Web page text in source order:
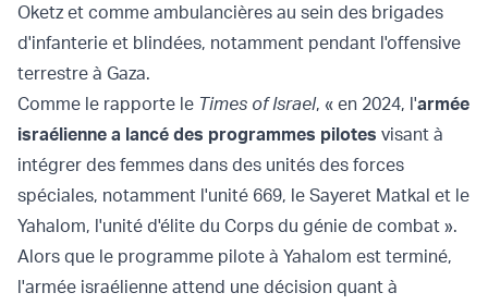
Oketz et comme ambulancières au sein des brigades
d'infanterie et blindées, notamment pendant l'offensive
terrestre à Gaza.
Comme le rapporte le Times of Israel, « en 2024, l'armée
israélienne a lancé des programmes pilotes visant à
intégrer des femmes dans des unités des forces
spéciales, notamment l'unité 669, le Sayeret Matkal et le
Yahalom, l'unité d'élite du Corps du génie de combat ».
Alors que le programme pilote à Yahalom est terminé,
l'armée israélienne attend une décision quant à